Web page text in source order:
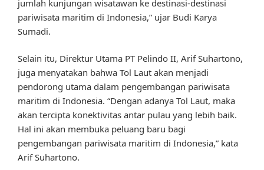
jumlah kunjungan wisatawan ke destinasi-destinasi
pariwisata maritim di Indonesia,” ujar Budi Karya
Sumadi.
Selain itu, Direktur Utama PT Pelindo II, Arif Suhartono,
juga menyatakan bahwa Tol Laut akan menjadi
pendorong utama dalam pengembangan pariwisata
maritim di Indonesia. “Dengan adanya Tol Laut, maka
akan tercipta konektivitas antar pulau yang lebih baik.
Hal ini akan membuka peluang baru bagi
pengembangan pariwisata maritim di Indonesia,” kata
Arif Suhartono.